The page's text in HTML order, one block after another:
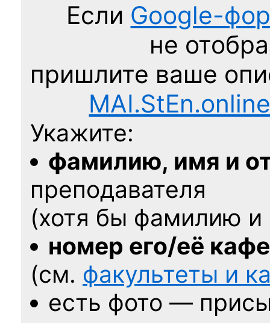
Если Google-
не
пришлите ваше
Укажите:
фамилию, имя и
преподавателя
(хотя бы фамилию
номер его/её
(см. факультеты и
есть фото —